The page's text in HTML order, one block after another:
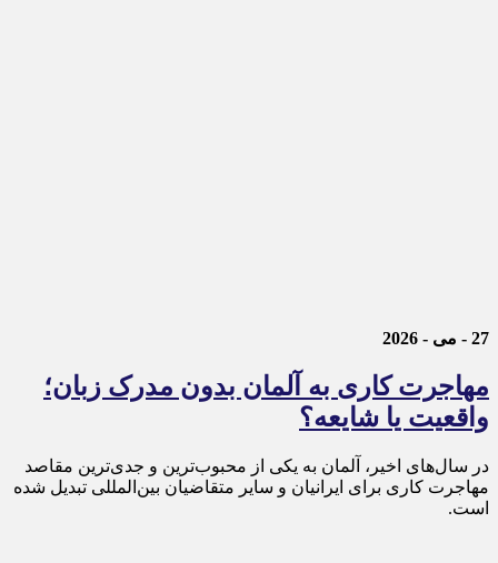
27 - می - 2026
مهاجرت کاری به آلمان بدون مدرک زبان؛
واقعیت یا شایعه؟
در سال‌های اخیر، آلمان به یکی از محبوب‌ترین و جدی‌ترین مقاصد
مهاجرت کاری برای ایرانیان و سایر متقاضیان بین‌المللی تبدیل شده
است.